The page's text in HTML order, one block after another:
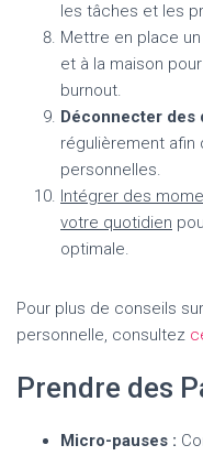
les tâches et les
Mettre en place
et à la maison
burnout.
Déconnecter des
régulièrement
personnelles.
Intégrer des
votre quotidien
optimale.
Pour plus de conseils
personnelle, consultez
Prendre des
Micro-pauses :